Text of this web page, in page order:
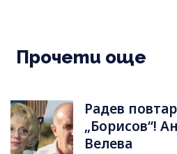
Прочети още
Радев
„Борисов“!
Велева